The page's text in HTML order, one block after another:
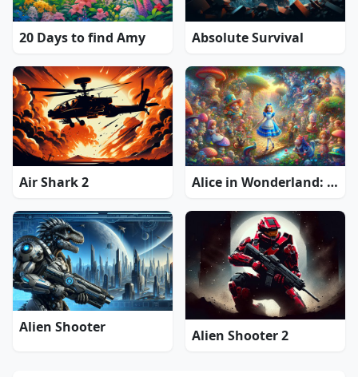
20 Days to find Amy Absolute Survival
Air Shark 2 Alice in Wonderland: Extended Edition
Alien Shooter Alien Shooter 2